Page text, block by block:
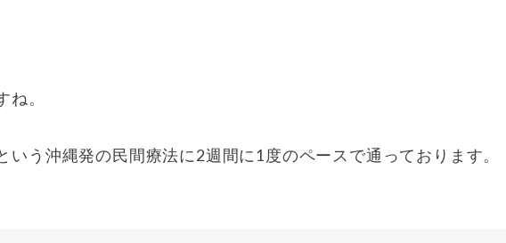
ね。
いう沖縄発の民間療法に2週間に1度のペースで通っております。